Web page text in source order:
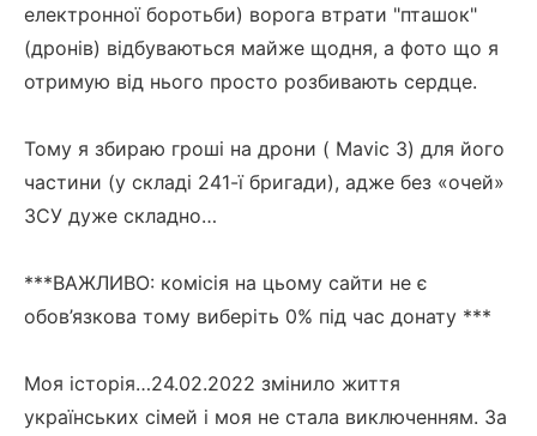
електронної боротьби) ворога втрати "пташок"
(дронів) відбуваються майже щодня, а фото що я
отримую від нього просто розбивають сердце.
Тому я збираю гроші на дрони ( Mavic 3) для його
частини (у складі 241-ї бригади), адже без «очей»
ЗСУ дуже складно…
***ВАЖЛИВО: комісія на цьому сайти не є
обов’язкова тому виберіть 0% під час донату ***
Моя історія…24.02.2022 змінило життя
українських сімей і моя не стала виключенням. За